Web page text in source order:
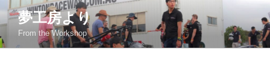
テ
ン
夢工房より
From the Workshop